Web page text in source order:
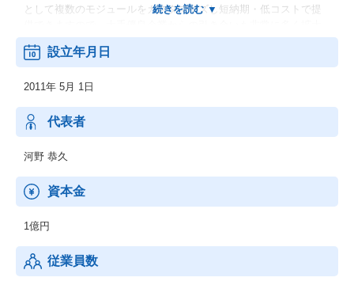
として複数のモジュールをカスタマイズし短納期・低コストで提
をしております。
設立年月日
2011年 5月 1日
代表者
河野 恭久
資本金
1億円
従業員数